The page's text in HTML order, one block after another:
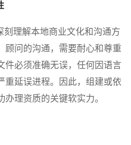
理解本地商业文化和沟通方
顾问的沟通，需要耐心和尊重
件必须准确无误，任何因语言
重延误进程。因此，组建或依
理资质的关键软实力。